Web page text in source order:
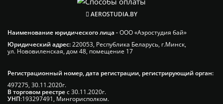
AEROSTUDIA.BY
Наименование юридического лица -ООО «Аэростудия бай»
Юридический адрес:220053, Республика Беларусь, г.Минск,
ул. Нововиленская, дом 48, помещение 17
Регистрационный номер, дата регистрации, регистрирующий орган:
497275, 30.11.2020г.
В торговом реестрес 30.11.2020г.
УНП:193297491, Мингорисполком.